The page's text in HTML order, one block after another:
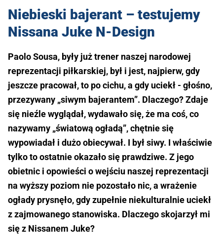
Niebieski bajerant – testujemy
Nissana Juke N-Design
Paolo Sousa, były już trener naszej narodowej
reprezentacji piłkarskiej, był i jest, najpierw, gdy
jeszcze pracował, to po cichu, a gdy uciekł - głośno,
przezywany „siwym bajerantem”. Dlaczego? Zdaje
się nieźle wyglądał, wydawało się, że ma coś, co
nazywamy „światową ogładą”, chętnie się
wypowiadał i dużo obiecywał. I był siwy. I właściwie
tylko to ostatnie okazało się prawdziwe. Z jego
obietnic i opowieści o wejściu naszej reprezentacji
na wyższy poziom nie pozostało nic, a wrażenie
ogłady prysnęło, gdy zupełnie niekulturalnie uciekł
z zajmowanego stanowiska. Dlaczego skojarzył mi
się z Nissanem Juke?